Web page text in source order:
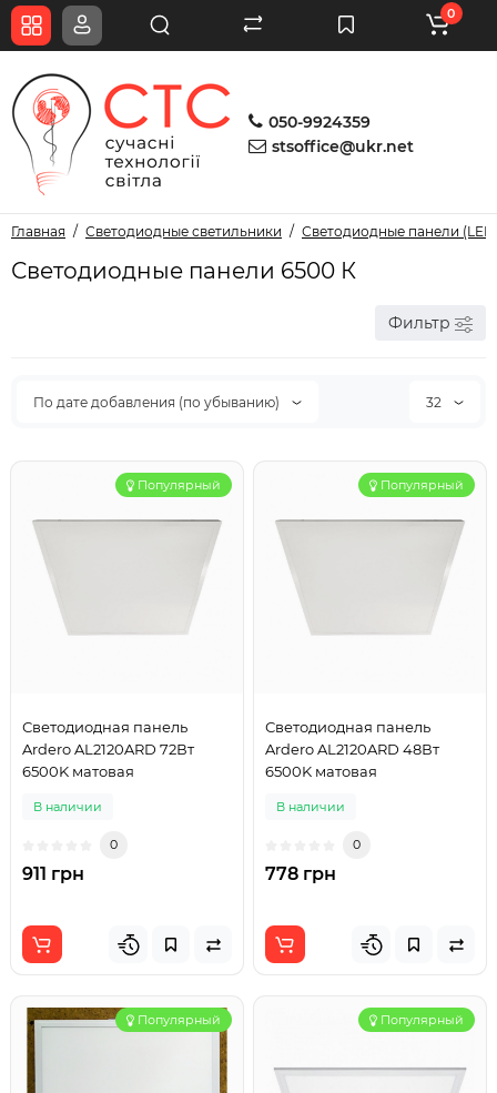
050-9924359
stsoffice@ukr.net
0
Главная Светодиодные светильники Светодиодные панели
Светодиодные панели 6500 К
Фильтр
По дате добавления (по убыванию) 32
Популярный
Светодиодная панель
Ardero AL2120ARD 72Вт
6500K матовая
В наличии
0
911 грн
Популярный
Светодиодная панель
Ardero AL2120ARD 48Вт
6500K матовая
В наличии
0
778 грн
Популярный Популярный